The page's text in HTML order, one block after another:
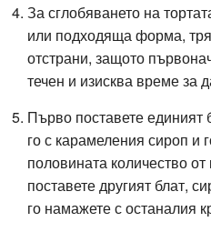
За сглобяването на
или подходяща форма,
отстрани, защото
течен и изисква време за
Първо поставете единият
го с карамеления сироп и
половината количество
поставете другият блат,
го намажете с останалия